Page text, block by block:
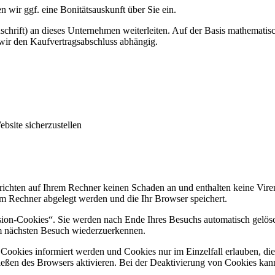
wir ggf. eine Bonitätsauskunft über Sie ein.
an dieses Unternehmen weiterleiten. Auf der Basis
den Kaufvertragsabschluss abhängig.
sicherzustellen
auf Ihrem Rechner keinen Schaden an und enthalten keine
Rechner abgelegt werden und die Ihr Browser speichert.
Cookies“. Sie werden nach Ende Ihres Besuchs automatisch
Besuch wiederzuerkennen.
informiert werden und Cookies nur im Einzelfall erlauben,
des Browsers aktivieren. Bei der Deaktivierung von Cookies